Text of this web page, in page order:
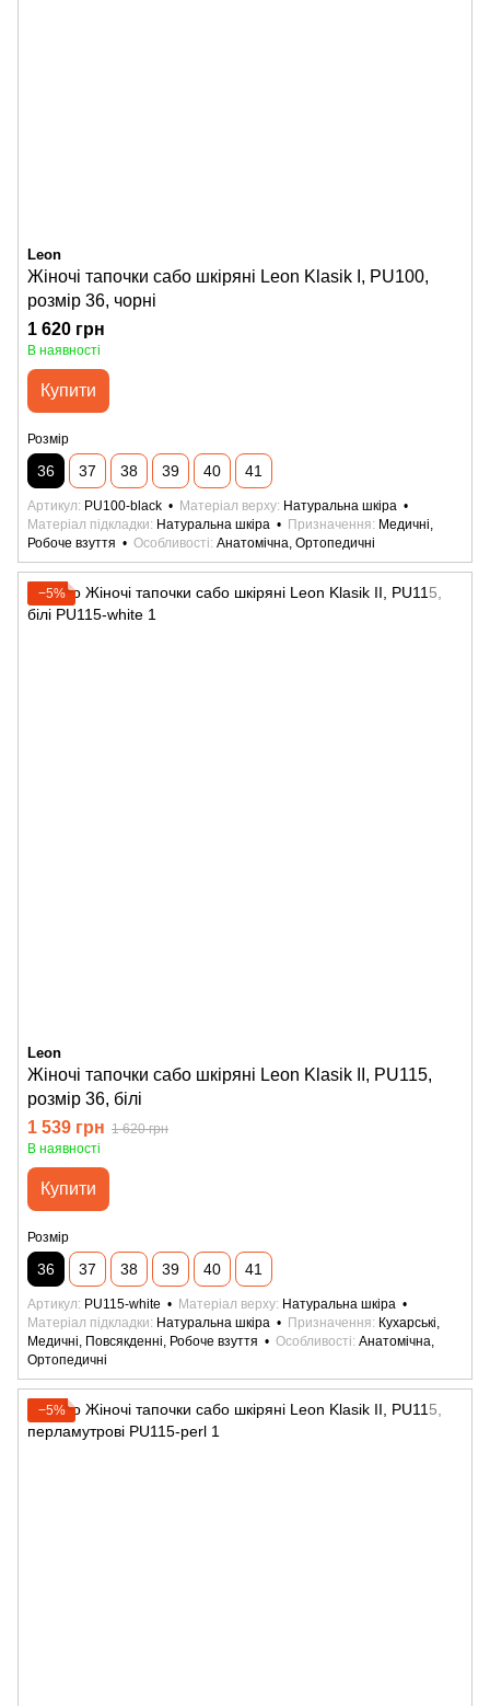
Leon
Жіночі тапочки сабо шкіряні Leon Klasik I, PU100,
розмір 36, чорні
1 620 грн
В наявності
Купити
Розмір
36 37 38 39 40 41
Артикул PU100-black Матеріал верху Натуральна шкіра
Матеріал підкладки
Натуральна шкіра Призначення
Медичні,
Робоче взуття
Особливості Анатомічна, Ортопедичні
−5%
Leon
Жіночі тапочки сабо шкіряні Leon Klasik II, PU115,
розмір 36, білі
1 539 грн 1 620 грн
В наявності
Купити
Розмір
36 37 38 39 40 41
Артикул PU115-white Матеріал верху Натуральна шкіра
Матеріал підкладки
Натуральна шкіра Призначення
Кухарські,
Медичні, Повсякденні, Робоче взуття
Особливості Анатомічна,
Ортопедичні
−5%